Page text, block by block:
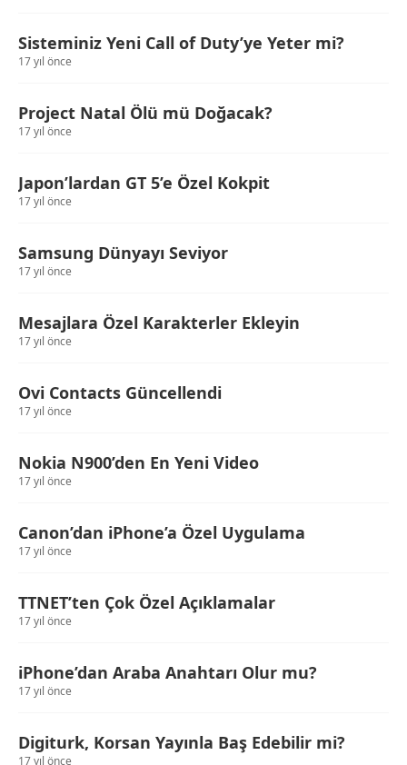
Sisteminiz Yeni Call of Duty’ye Yeter mi?
17 yıl önce
Project Natal Ölü mü Doğacak?
17 yıl önce
Japon’lardan GT 5’e Özel Kokpit
17 yıl önce
Samsung Dünyayı Seviyor
17 yıl önce
Mesajlara Özel Karakterler Ekleyin
17 yıl önce
Ovi Contacts Güncellendi
17 yıl önce
Nokia N900’den En Yeni Video
17 yıl önce
Canon’dan iPhone’a Özel Uygulama
17 yıl önce
TTNET’ten Çok Özel Açıklamalar
17 yıl önce
iPhone’dan Araba Anahtarı Olur mu?
17 yıl önce
Digiturk, Korsan Yayınla Baş Edebilir mi?
17 yıl önce